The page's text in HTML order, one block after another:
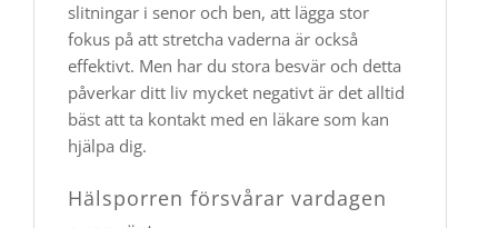
slitningar i senor och ben, att lägga stor
fokus på att stretcha vaderna är också
effektivt. Men har du stora besvär och detta
påverkar ditt liv mycket negativt är det alltid
bäst att ta kontakt med en läkare som kan
hjälpa dig.
Hälsporren försvårar vardagen